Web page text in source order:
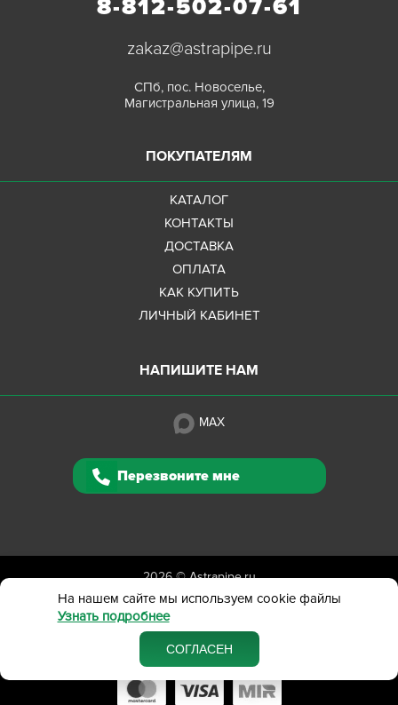
8-812-502-07-61
zakaz@astrapipe.ru
СПб, пос. Новоселье,
Магистральная улица, 19
ПОКУПАТЕЛЯМ
КАТАЛОГ
КОНТАКТЫ
ДОСТАВКА
ОПЛАТА
КАК КУПИТЬ
ЛИЧНЫЙ КАБИНЕТ
НАПИШИТЕ НАМ
MAX
Перезвоните мне
2026 ©Astrapipe.ru
Полная версия сайта
Политика конфиденциальности
Вся представленная на сайте информация приведена
в ознакомительных целях и не является публичной офертой
На нашем сайте мы используем cookie файлы
Узнать подробнее
СОГЛАСЕН